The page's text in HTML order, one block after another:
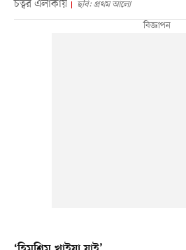
চত্বর এলাকায় ছবি: প্রথম আলো